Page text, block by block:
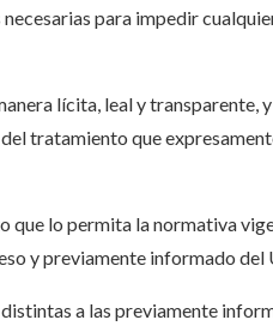
para impedir
lícita, leal y transparente, y
tratamiento que
que lo permita la normativa
y previamente informado del
a las previamente